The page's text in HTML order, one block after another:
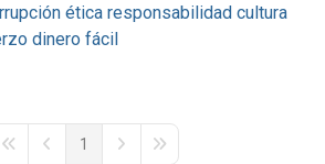
ética responsabilidad cultura
dinero fácil
First PagePrevious Page
1
Next PageLast Page